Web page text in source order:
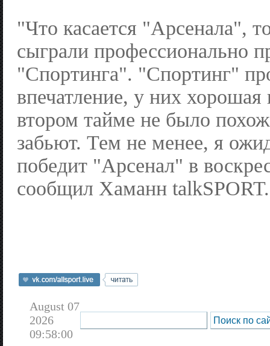
"Что касается "Арсенала",
сыграли профессионально
"Спортинга". "Спортинг"
впечатление, у них хорошая
втором тайме не было
забьют. Тем не менее, я
победит "Арсенал" в
сообщил Хаманн talkSPORT.
August 07
2026
09:58:00